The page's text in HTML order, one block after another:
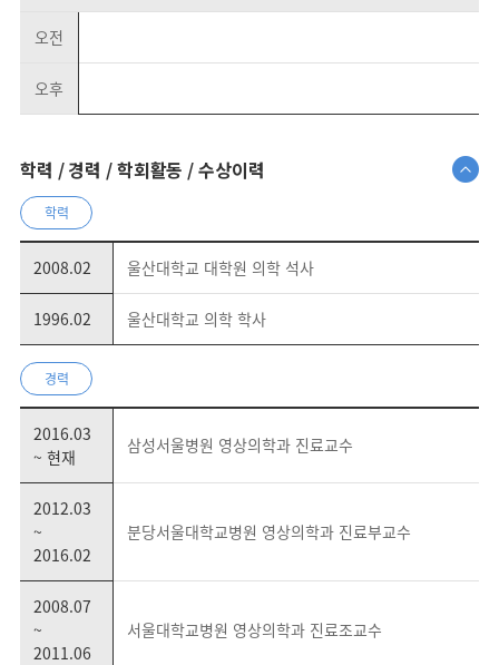
오전
오후
학력 / 경력 / 학회활동 / 수상이력
학력
2008.02 울산대학교 대학원 의학 석사
1996.02 울산대학교 의학 학사
경력
2016.03
~ 현재
삼성서울병원 영상의학과 진료교수
2012.03
~
2016.02
분당서울대학교병원 영상의학과 진료부교수
2008.07
~
2011.06
서울대학교병원 영상의학과 진료조교수